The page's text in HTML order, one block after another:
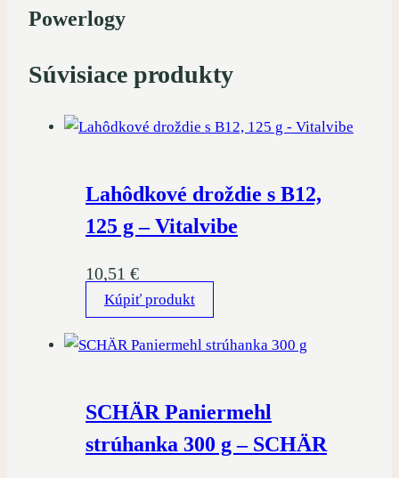
Powerlogy
Súvisiace produkty
Lahôdkové droždie s B12,
125 g – Vitalvibe
10,51 €
Kúpiť produkt
SCHÄR Paniermehl
strúhanka 300 g – SCHÄR